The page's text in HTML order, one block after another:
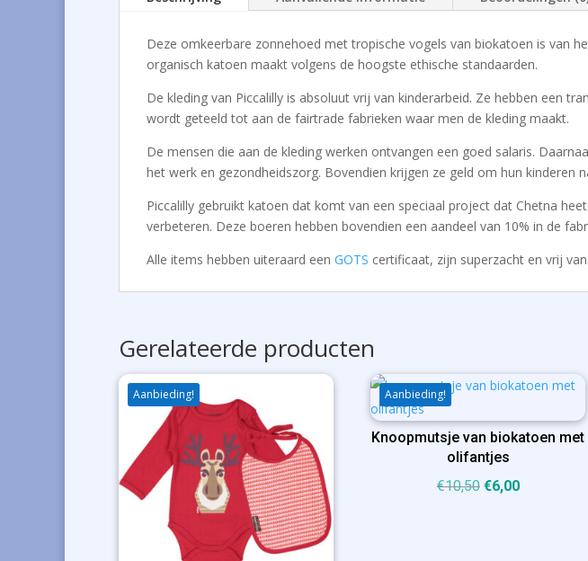
Deze omkeerbare zonnehoed met tropische vogels van biokatoen is van
organisch katoen maakt volgens de hoogste ethische standaarden.
De kleding van Piccalilly is absoluut vrij van kinderarbeid. Ze hebben een
wordt geteeld tot aan de fairtrade fabrieken waar men de kleding maakt.
De mensen die aan de kleding werken ontvangen een goed salaris.
het werk en gezondheidszorg. Bovendien krijgen ze geld om hun kinderen
Piccalilly gebruikt katoen dat komt van een speciaal project dat Chetna
verbeteren. Deze boeren hebben bovendien een aandeel van 10% in de
Alle items hebben uiteraard een GOTS certificaat, zijn superzacht en vrij
Gerelateerde producten
Aanbieding! Aanbieding!
Knoopmutsje van biokatoen met
olifantjes
€10,50 Oorspronkelijke
€6,00Huidige